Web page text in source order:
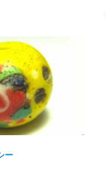
ー